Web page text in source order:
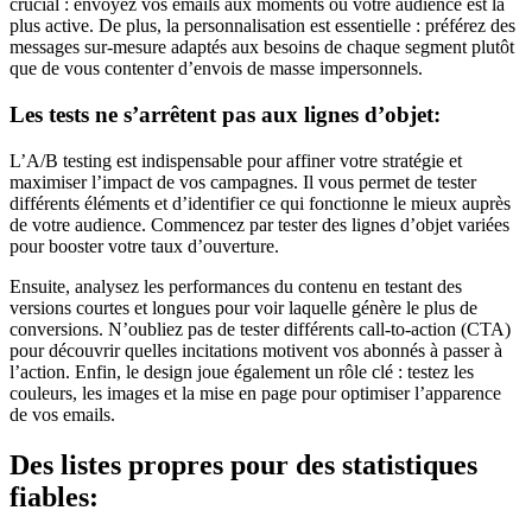
crucial : envoyez vos emails aux moments où votre audience est la
plus active. De plus, la personnalisation est essentielle : préférez des
messages sur-mesure adaptés aux besoins de chaque segment plutôt
que de vous contenter d’envois de masse impersonnels.
Les tests ne s’arrêtent pas aux lignes d’objet:
L’A/B testing est indispensable pour affiner votre stratégie et
maximiser l’impact de vos campagnes. Il vous permet de tester
différents éléments et d’identifier ce qui fonctionne le mieux auprès
de votre audience. Commencez par tester des lignes d’objet variées
pour booster votre taux d’ouverture.
Ensuite, analysez les performances du contenu en testant des
versions courtes et longues pour voir laquelle génère le plus de
conversions. N’oubliez pas de tester différents call-to-action (CTA)
pour découvrir quelles incitations motivent vos abonnés à passer à
l’action. Enfin, le design joue également un rôle clé : testez les
couleurs, les images et la mise en page pour optimiser l’apparence
de vos emails.
Des listes propres pour des statistiques
fiables: